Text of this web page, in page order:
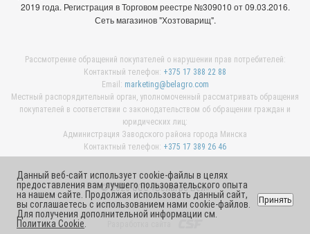
2019 года. Регистрация в Торговом реестре №309010 от 09.03.2016.
Сеть магазинов "Хозтоварищ".
Рассмотрение обращений покупателей о нарушении прав потребителей:
Контактный телефон: +375 17 388 22 88
Email: marketing@belagro.com
Местный распорядительный орган, уполномоченный рассматривать обращения
покупателей в соответствии с законодательством об обращении граждан и
юридических лиц:
Администрация Заводского района города Минска
Контактный телефон: +375 17 389 26 46
© 2026 ООО «Белагро Бел»
Данный веб-сайт использует cookie-файлы в целях
предоставления вам лучшего пользовательского опыта
на нашем сайте. Продолжая использовать данный сайт,
вы соглашаетесь с использованием нами cookie-файлов.
Для получения дополнительной информации см.
Политика Cookie
Принять